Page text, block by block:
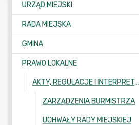
URZĄD MIEJSKI
RADA MIEJSKA
GMINA
PRAWO LOKALNE
AKTY, REGULACJE I INTERPRETACJE
ZARZĄDZENIA BURMISTRZA
UCHWAŁY RADY MIEJSKIEJ